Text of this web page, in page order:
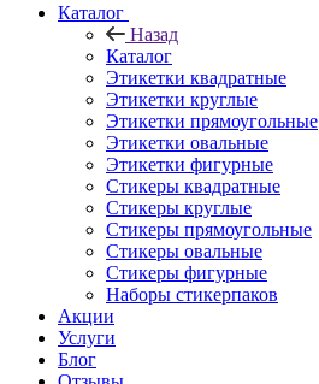
Каталог
Назад
Каталог
Этикетки квадратные
Этикетки круглые
Этикетки прямоугольные
Этикетки овальные
Этикетки фигурные
Стикеры квадратные
Стикеры круглые
Стикеры прямоугольные
Стикеры овальные
Стикеры фигурные
Наборы стикерпаков
Акции
Услуги
Блог